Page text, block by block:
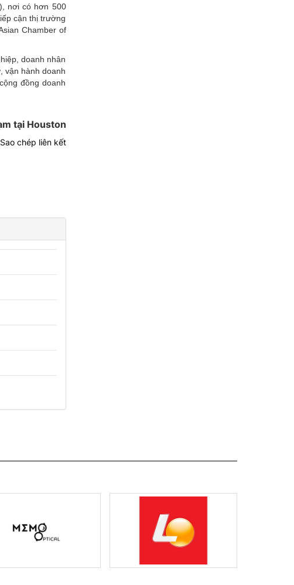
nơi có hơn 500
cận thị trường
Chamber of
doanh nhân
vận hành doanh
đồng doanh
tại Houston
Sao chép liên kết